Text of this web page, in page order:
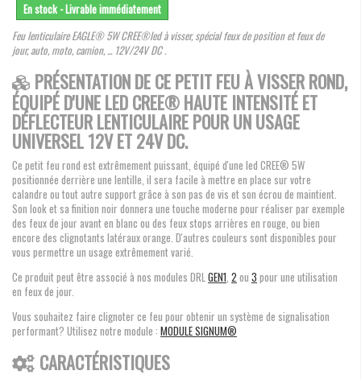
En stock - Livrable immédiatement
Feu lenticulaire EAGLE® 5W CREE®led à visser, spécial feux de position et feux de
jour, auto, moto, camion, ... 12V/24V DC .
PRÉSENTATION DE CE PETIT FEU À VISSER ROND,
ÉQUIPÉ D'UNE LED CREE® HAUTE INTENSITÉ ET
DÉFLECTEUR LENTICULAIRE POUR UN USAGE
UNIVERSEL 12V ET 24V DC.
Ce petit feu rond est extrêmement puissant, équipé d'une led CREE® 5W
positionnée derrière une lentille, il sera facile à mettre en place sur votre
calandre ou tout autre support grâce à son pas de vis et son écrou de maintient.
Son look et sa finition noir donnera une touche moderne pour réaliser par exemple
des feux de jour avant en blanc ou des feux stops arrières en rouge, ou bien
encore des clignotants latéraux orange. D'autres couleurs sont disponibles pour
vous permettre un usage extrêmement varié.
Ce produit peut être associé à nos modules DRLGEN1, 2 ou 3 pour une utilisation
en feux de jour.
Vous souhaitez faire clignoter ce feu pour obtenir un système de signalisation
performant? Utilisez notre module : MODULE SIGNUM®
CARACTÉRISTIQUES